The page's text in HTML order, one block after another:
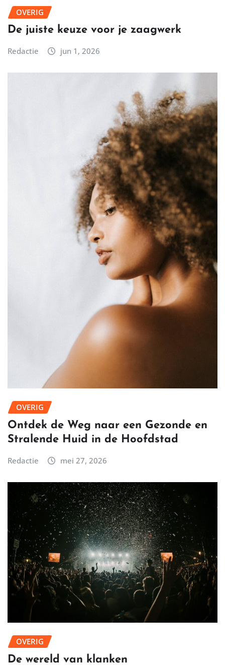
OVERIG
De juiste keuze voor je zaagwerk
Redactie jun 1, 2026
OVERIG
Ontdek de Weg naar een Gezonde en
Stralende Huid in de Hoofdstad
Redactie mei 27, 2026
OVERIG
De wereld van klanken